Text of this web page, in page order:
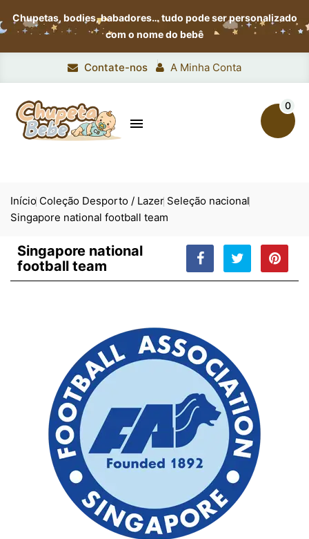
Chupetas, bodies, babadores…tudo pode ser personalizado
com o nome do bebê
Contate-nos A Minha Conta

0
Início Coleção Desporto / Lazer Seleção nacional
Singapore national football team
Singapore national
football team